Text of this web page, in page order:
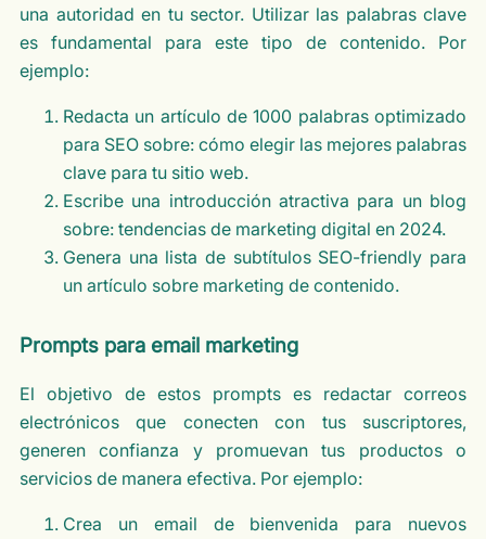
una autoridad en tu sector. Utilizar las palabras clave
es fundamental para este tipo de contenido. Por
ejemplo:
Redacta un artículo de 1000 palabras optimizado
para SEO sobre: cómo elegir las mejores palabras
clave para tu sitio web.
Escribe una introducción atractiva para un blog
sobre: tendencias de marketing digital en 2024.
Genera una lista de subtítulos SEO-friendly para
un artículo sobre marketing de contenido.
Prompts para email marketing
El objetivo de estos prompts es redactar correos
electrónicos que conecten con tus suscriptores,
generen confianza y promuevan tus productos o
servicios de manera efectiva. Por ejemplo:
Crea un email de bienvenida para nuevos